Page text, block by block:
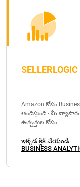
Amazon కోసం
అందిస్తుంది - మీ
ఉత్పత్తుల కోసం.
ఇక్కడ క్లిక్ చేయండి
BUSINESS